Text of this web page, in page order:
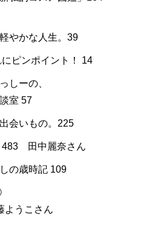
やかな人生。39
ピンポイント！ 14
しーの、
室 57
会いもの。225
483 田中麗奈さん
の歳時記 109
ようこさん